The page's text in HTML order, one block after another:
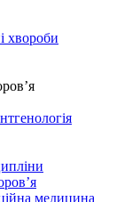
хвороби
медицина